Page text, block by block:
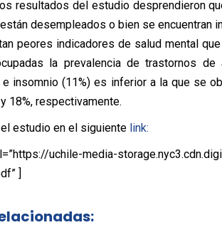
resultados del estudio desprendieron
desempleados o bien se encuentran
peores indicadores de salud mental
la prevalencia de trastornos de
e insomnio (11%) es inferior a la que se
18%, respectivamente.
estudio en el siguiente link:
uchile-media-
]